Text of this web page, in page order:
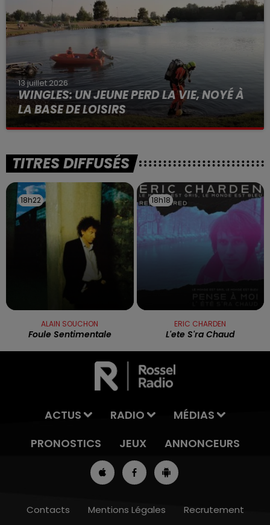
13 juillet 2026
WINGLES: UN JEUNE PERD LA VIE, NOYÉ À
LA BASE DE LOISIRS
La victime a coulé à pic
TITRES DIFFUSÉS
18h22
18h22
ALAIN SOUCHON
Foule Sentimentale
18h18
18h18
ERIC CHARDEN
L'ete S'ra Chaud
ACTUS RADIO
MÉDIAS
PRONOSTICS
JEUX ANNONCEURS
Contacts Mentions Légales Recrutement